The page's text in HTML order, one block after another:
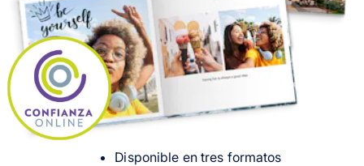
Tarjetas
Inspiración
Atención al cliente
Disponible en tres formatos